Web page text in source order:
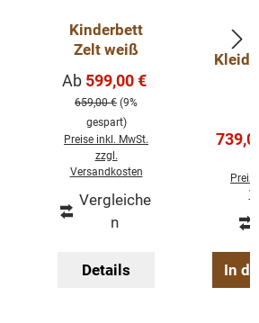
Regulärer Preis:
Kinderbett
Zelt weiß
Verkaufspreis:
Ab 599,00 €
659,00 € (9%
gespart)
Preise inkl. MwSt.
zzgl.
Versandkosten
Vergleiche
n
Details In